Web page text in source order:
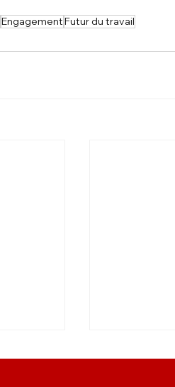
EngagementFutur du travail